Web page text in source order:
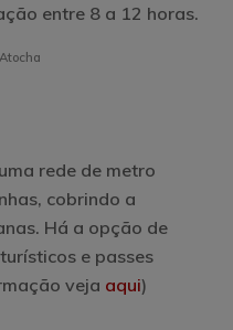
entre 8 a 12 horas.
rede de metro
cobrindo a
Há a opção de
e passes
veja aqui)